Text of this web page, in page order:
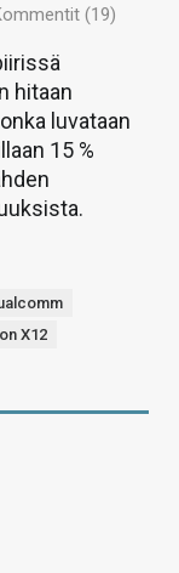
(19)
hitaan
luvataan
15 %
X12